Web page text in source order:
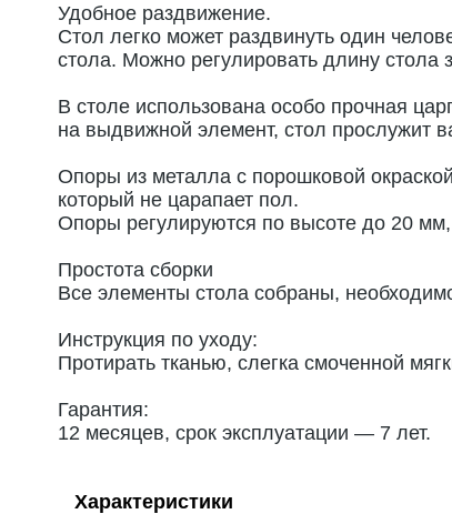
Удобное раздвижение.
Стол легко может раздвинуть один
стола. Можно регулировать длину стола
В столе использована особо прочная
на выдвижной элемент, стол прослужит
Опоры из металла с порошковой
который не царапает пол.
Опоры регулируются по высоте до 20 мм,
Простота сборки
Все элементы стола собраны,
Инструкция по уходу:
Протирать тканью, слегка смоченной
Гарантия:
12 месяцев, срок эксплуатации — 7 лет.
Характеристики